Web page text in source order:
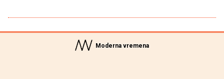
Moderna vremena